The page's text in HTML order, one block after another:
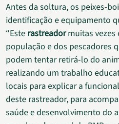
Antes da soltura, os peixes-
identificação e equipamento
“Este rastreadormuitas vezes
população e dos pescadores
podem tentar retirá-lo do
realizando um trabalho
locais para explicar a
deste rastreador, para
saúde e desenvolvimento do